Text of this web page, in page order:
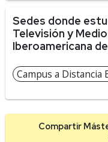
Sedes donde
Televisión y
Iberoamericana
Campus a Distancia
Compartir